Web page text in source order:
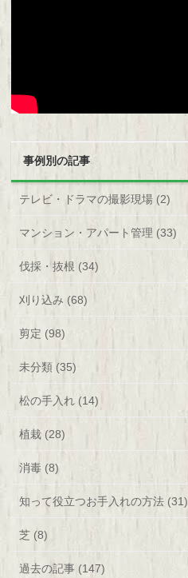
事例別の記事
テレビ・ドラマの撮影現場 (2)
マンション・アパート管理 (33)
伐採・抜根 (34)
刈り込み (68)
剪定 (98)
未分類 (35)
松の手入れ (14)
植栽 (28)
消毒 (8)
知って役立つお手入れの方法 (31)
芝 (8)
過去の記事 (147)